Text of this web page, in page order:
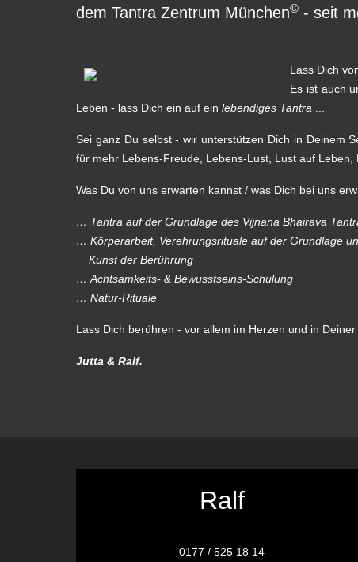
dem Tantra Zentrum München© - seit
Lass Dich
Es ist auch
Leben - lass Dich ein auf ein lebendiges Tantra ...
Sei ganz Du selbst - wir unterstützen Dich in Deinem
für mehr Lebens-Freude, Lebens-Lust, Lust auf
Was Du von uns erwarten kannst / was Dich bei uns
… Tantra auf der Grundlage des Vijnana Bhairava
… Körperarbeit, Verehrungsrituale auf der Grundlage
Kunst der Berührung
… Achtsamkeits- & Bewusstseins-Schulung
… Natur-Rituale
Lass Dich berühren - vor allem im Herzen und in
Jutta & Ralf.
Ralf
0177 / 525 18 14